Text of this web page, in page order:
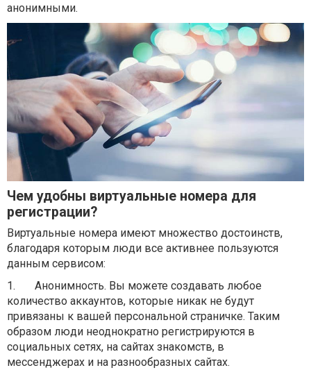
анонимными.
Чем удобны виртуальные номера для
регистрации?
Виртуальные номера имеют множество достоинств,
благодаря которым люди все активнее пользуются
данным сервисом:
1.
Анонимность. Вы можете создавать любое
количество аккаунтов, которые никак не будут
привязаны к вашей персональной страничке. Таким
образом люди неоднократно регистрируются в
социальных сетях, на сайтах знакомств, в
мессенджерах и на разнообразных сайтах.